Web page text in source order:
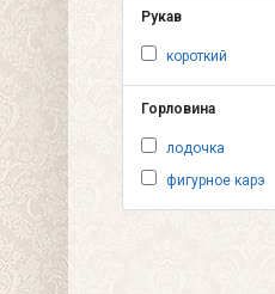
Рукав
короткий
Горловина
лодочка
фигурное карэ